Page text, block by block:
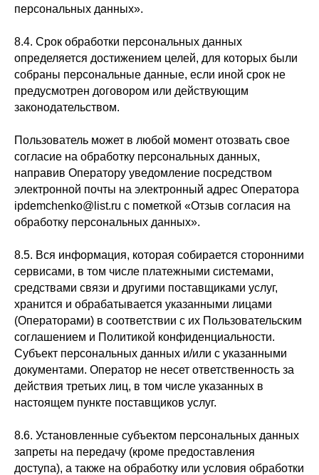
персональных данных».
8.4. Срок обработки персональных данных
определяется достижением целей, для которых были
собраны персональные данные, если иной срок не
предусмотрен договором или действующим
законодательством.
Пользователь может в любой момент отозвать свое
согласие на обработку персональных данных,
направив Оператору уведомление посредством
электронной почты на электронный адрес Оператора
ipdemchenko@list.ru с пометкой «Отзыв согласия на
обработку персональных данных».
8.5. Вся информация, которая собирается сторонними
сервисами, в том числе платежными системами,
средствами связи и другими поставщиками услуг,
хранится и обрабатывается указанными лицами
(Операторами) в соответствии с их Пользовательским
соглашением и Политикой конфиденциальности.
Субъект персональных данных и/или с указанными
документами. Оператор не несет ответственность за
действия третьих лиц, в том числе указанных в
настоящем пункте поставщиков услуг.
8.6. Установленные субъектом персональных данных
запреты на передачу (кроме предоставления
доступа), а также на обработку или условия обработки